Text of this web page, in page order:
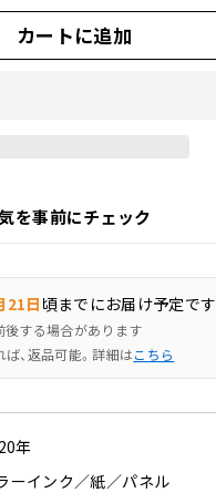
カートに追加
を事前にチェック
21日 頃までにお届け予定です
する場合があります
、返品可能。詳細はこちら
年
ーインク／紙／パネル